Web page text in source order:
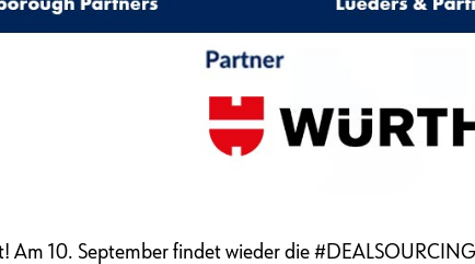
Am 10. September findet wieder die